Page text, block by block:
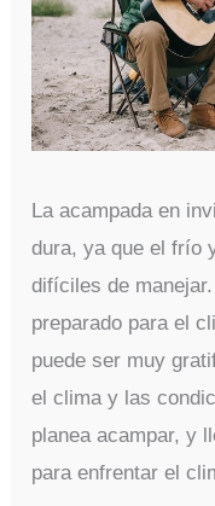
La acampada en
dura, ya que el frío
difíciles de
preparado para el
puede ser muy
el clima y las
planea acampar, y
para enfrentar el